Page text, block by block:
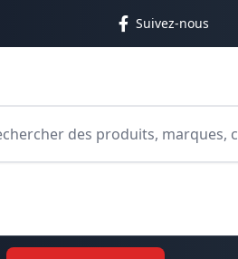
Suivez-nous